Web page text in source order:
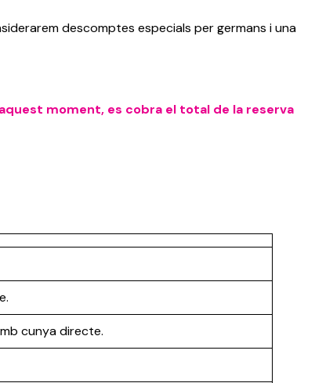
descomptes especials per germans i una
moment, es cobra el total de la reserva
cunya directe.